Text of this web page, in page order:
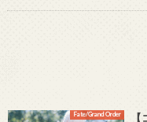
Fate/Grand Order